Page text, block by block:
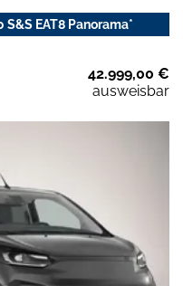
S&S EAT8 Panorama*
42.999,00 €
ausweisbar